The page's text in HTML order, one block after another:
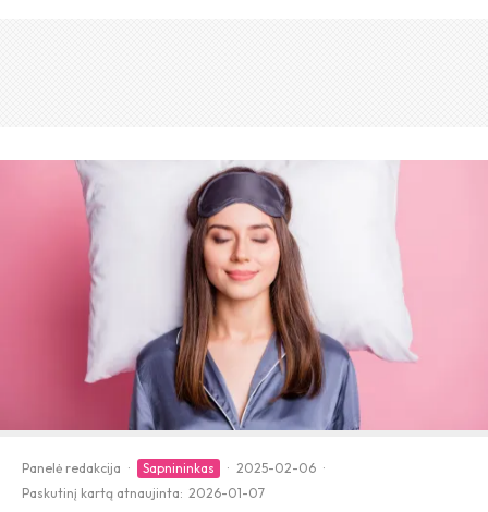
Panelė redakcija · Sapnininkas · 2025-02-06 ·
Paskutinį kartą atnaujinta: 2026-01-07